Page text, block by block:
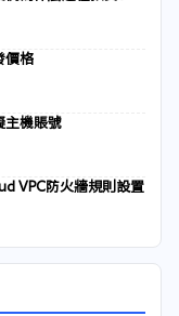
價格
主機賬號
VPC防火牆規則設置